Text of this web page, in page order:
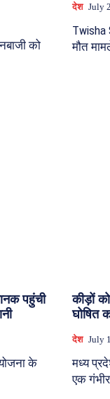
को
देश July
Twisha
मौत
पहुंची
के
कीड़ों
घोषित
देश July
मध्य
एक